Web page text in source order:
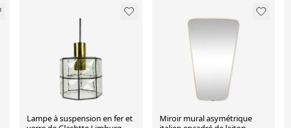
Lampe à suspension en fer et
Miroir mural asymétrique